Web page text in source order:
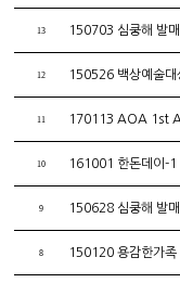
13 150703 심쿵해 발
12 150526 백상예술대
11 170113 AOA 1st
10 161001 한돈데이-1
9 150628 심쿵해 발
8 150120 용감한가족